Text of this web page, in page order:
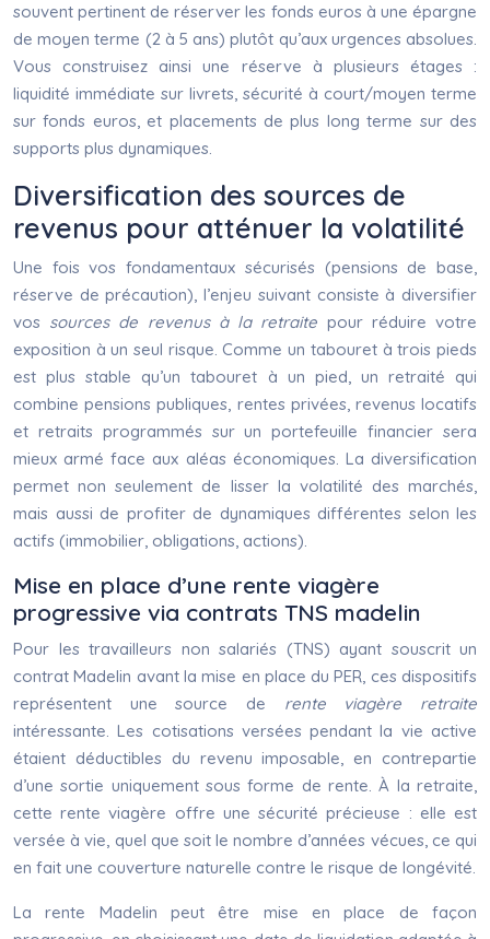
souvent pertinent de réserver les fonds euros à une épargne
de moyen terme (2 à 5 ans) plutôt qu’aux urgences absolues.
Vous construisez ainsi une réserve à plusieurs étages :
liquidité immédiate sur livrets, sécurité à court/moyen terme
sur fonds euros, et placements de plus long terme sur des
supports plus dynamiques.
Diversification des sources de
revenus pour atténuer la volatilité
Une fois vos fondamentaux sécurisés (pensions de base,
réserve de précaution), l’enjeu suivant consiste à diversifier
vos sources de revenus à la retraite pour réduire votre
exposition à un seul risque. Comme un tabouret à trois pieds
est plus stable qu’un tabouret à un pied, un retraité qui
combine pensions publiques, rentes privées, revenus locatifs
et retraits programmés sur un portefeuille financier sera
mieux armé face aux aléas économiques. La diversification
permet non seulement de lisser la volatilité des marchés,
mais aussi de profiter de dynamiques différentes selon les
actifs (immobilier, obligations, actions).
Mise en place d’une rente viagère
progressive via contrats TNS madelin
Pour les travailleurs non salariés (TNS) ayant souscrit un
contrat Madelin avant la mise en place du PER, ces dispositifs
représentent une source de rente viagère retraite
intéressante. Les cotisations versées pendant la vie active
étaient déductibles du revenu imposable, en contrepartie
d’une sortie uniquement sous forme de rente. À la retraite,
cette rente viagère offre une sécurité précieuse : elle est
versée à vie, quel que soit le nombre d’années vécues, ce qui
en fait une couverture naturelle contre le risque de longévité.
La rente Madelin peut être mise en place de façon